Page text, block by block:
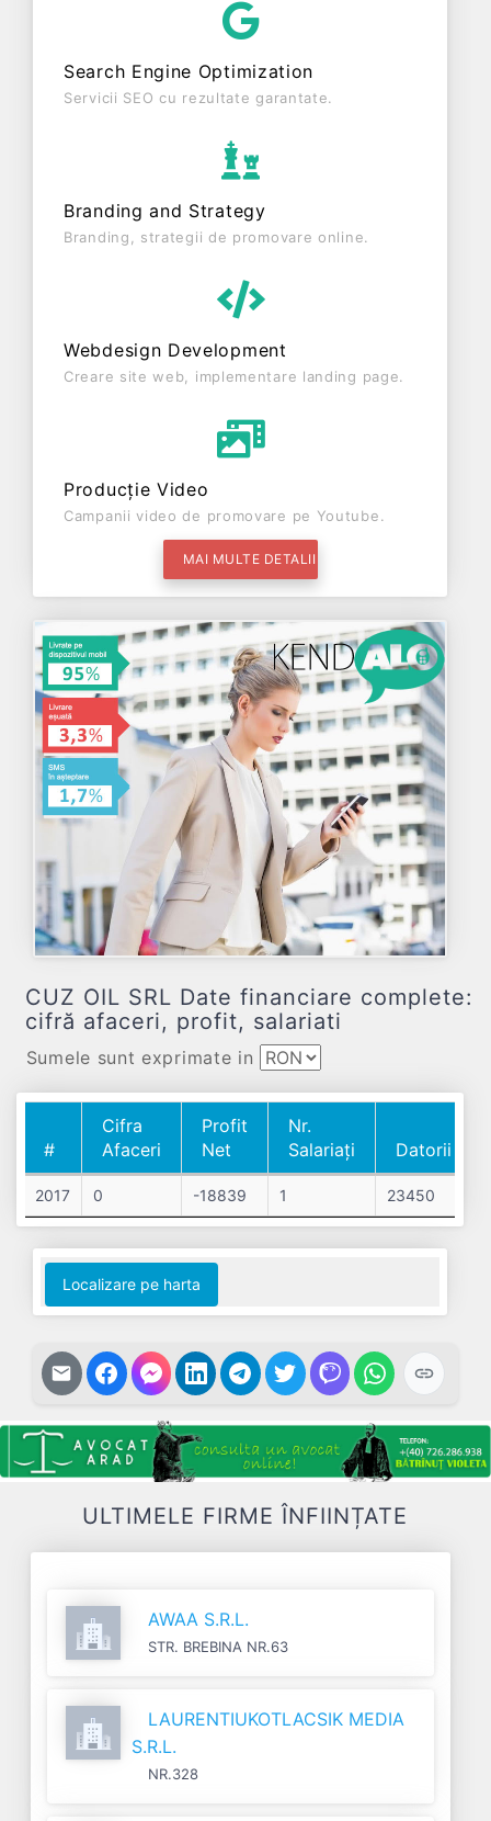
RADIATA. Societatea nu este plătitoare de TVA.
Search Engine Optimization
Servicii SEO cu rezultate garantate.
Branding and Strategy
Branding, strategii de promovare online.
Webdesign Development
Creare site web, implementare landing page.
Producție Video
Campanii video de promovare pe Youtube.
MAI MULTE DETALII
CUZ OIL SRL Date financiare complete:
cifră afaceri, profit, salariati
Sumele sunt exprimate in
#
Cifra
Afaceri
Profit
Net
Nr.
Salariați
Datorii
#
Afaceri
Profit
Net
Salariați
Datorii
2017 0 -18839 1 23450
Localizare pe harta
ULTIMELE FIRME ÎNFIINȚATE
AWAA S.R.L.
STR. BREBINA NR.63
LAURENTIUKOTLACSIK MEDIA
S.R.L.
NR.328